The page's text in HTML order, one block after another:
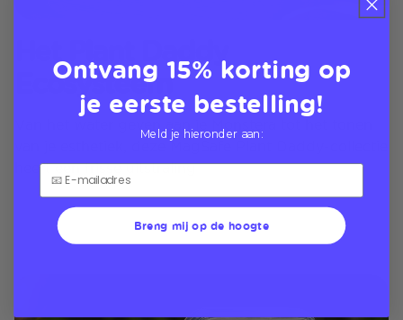
Het Plant Daddy
Ecosysteem
van je esthetiek, deze MagSafe Plant Daddy-collectie
heeft een frisse uitstraling
Ontvang 15% korting op
je eerste bestelling!
Meld je hieronder aan:
Breng mij op de hoogte